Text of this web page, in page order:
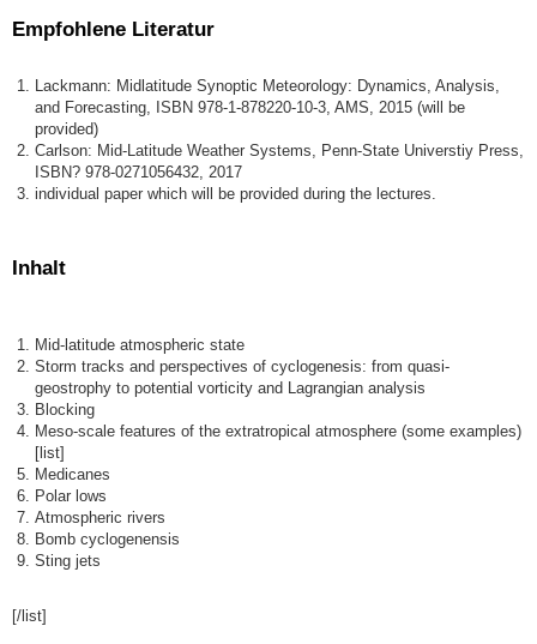
Empfohlene Literatur
Lackmann: Midlatitude Synoptic Meteorology: Dynamics, Analysis,
and Forecasting, ISBN 978-1-878220-10-3, AMS, 2015 (will be
provided)
Carlson: Mid-Latitude Weather Systems, Penn-State Universtiy Press,
ISBN? 978-0271056432, 2017
individual paper which will be provided during the lectures.
Inhalt
Mid-latitude atmospheric state
Storm tracks and perspectives of cyclogenesis: from quasi-
geostrophy to potential vorticity and Lagrangian analysis
Blocking
Meso-scale features of the extratropical atmosphere (some examples)
[list]
Medicanes
Polar lows
Atmospheric rivers
Bomb cyclogenensis
Sting jets
[/list]